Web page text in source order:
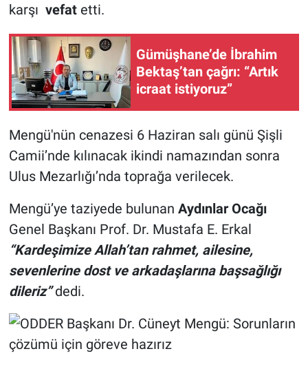
karşı vefat etti.
Gümüşhane’de İbrahim
Bektaş’tan çağrı: “Artık
icraat istiyoruz”
Mengü'nün cenazesi 6 Haziran salı günü Şişli
Camii’nde kılınacak ikindi namazından sonra
Ulus Mezarlığı’nda toprağa verilecek.
Mengü’ye taziyede bulunan Aydınlar Ocağı
Genel Başkanı Prof. Dr. Mustafa E. Erkal
“Kardeşimize Allah’tan rahmet, ailesine,
sevenlerine dost ve arkadaşlarına başsağlığı
dileriz”dedi.